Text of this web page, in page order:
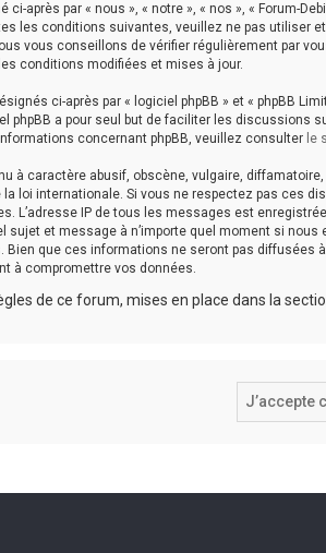
ci-après par « nous », « notre », « nos », «
les conditions suivantes, veuillez ne pas utiliser
vous conseillons de vérifier régulièrement par
conditions modifiées et mises à jour.
ci-après par « logiciel phpBB » et « phpBB
phpBB a pour seul but de faciliter les discussions
concernant phpBB, veuillez consulter le
à caractère abusif, obscène, vulgaire,
la loi internationale. Si vous ne respectez pas
L’adresse IP de tous les messages est
sujet et message à n’importe quel moment si
que ces informations ne seront pas diffusées
à compromettre vos données.
de ce forum, mises en place dans la